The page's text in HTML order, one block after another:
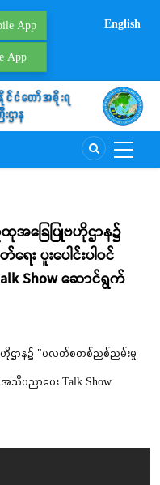
App
App
English
အခြေပြုဗဟိုဌာန၌
ပူးပေါင်းပါဝင်
Show ဆောင်ရွက်
ဟိုဌာန၌ "ပလတ်စတစ်ညစ်ညမ်းမှု
သိပညာပေး Talk Show